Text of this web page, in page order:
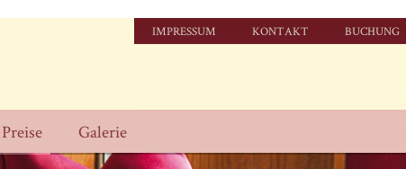
Navigation
überspringen
IMPRESSUM KONTAKT BUCHUNG
Preise Galerie